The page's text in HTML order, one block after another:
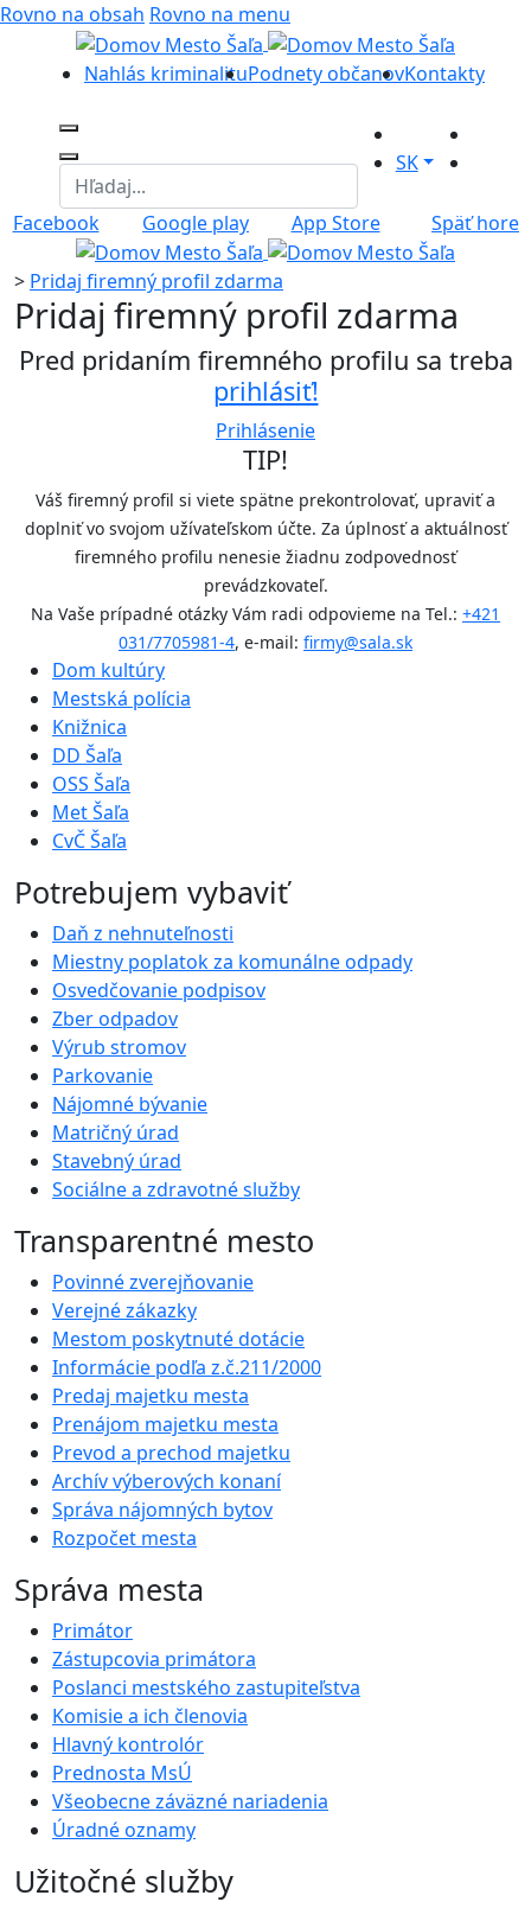
Rovno na obsah Rovno na menu
Nahlás kriminalituPodnety občanovKontakty
SK
Facebook Google play App Store Späť hore
> Pridaj firemný profil zdarma
Pridaj firemný profil zdarma
Pred pridaním firemného profilu sa treba
prihlásiť!
Prihlásenie
TIP!
Váš firemný profil si viete spätne prekontrolovať, upraviť a
doplniť vo svojom užívateľskom účte. Za úplnosť a aktuálnosť
firemného profilu nenesie žiadnu zodpovednosť
prevádzkovateľ.
Na Vaše prípadné otázky Vám radi odpovieme na Tel.: +421
031/7705981-4, e-mail: firmy@sala.sk
Dom kultúry
Mestská polícia
Knižnica
DD Šaľa
OSS Šaľa
Met Šaľa
CvČ Šaľa
Potrebujem vybaviť
Daň z nehnuteľnosti
Miestny poplatok za komunálne odpady
Osvedčovanie podpisov
Zber odpadov
Výrub stromov
Parkovanie
Nájomné bývanie
Matričný úrad
Stavebný úrad
Sociálne a zdravotné služby
Transparentné mesto
Povinné zverejňovanie
Verejné zákazky
Mestom poskytnuté dotácie
Informácie podľa z.č.211/2000
Predaj majetku mesta
Prenájom majetku mesta
Prevod a prechod majetku
Archív výberových konaní
Správa nájomných bytov
Rozpočet mesta
Správa mesta
Primátor
Zástupcovia primátora
Poslanci mestského zastupiteľstva
Komisie a ich členovia
Hlavný kontrolór
Prednosta MsÚ
Všeobecne záväzné nariadenia
Úradné oznamy
Užitočné služby